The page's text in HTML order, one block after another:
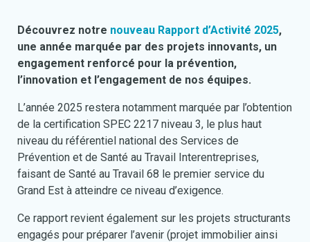
Découvrez notre nouveau Rapport d’Activité 2025,
une année marquée par des projets innovants, un
engagement renforcé pour la prévention,
l’innovation et l’engagement de nos équipes.
L’année 2025 restera notamment marquée par l’obtention
de la certification SPEC 2217 niveau 3, le plus haut
niveau du référentiel national des Services de
Prévention et de Santé au Travail Interentreprises,
faisant de Santé au Travail 68 le premier service du
Grand Est à atteindre ce niveau d’exigence.
Ce rapport revient également sur les projets structurants
engagés pour préparer l’avenir (projet immobilier ainsi